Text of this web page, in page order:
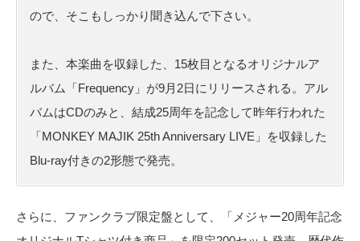
ので、そこもしっかり聞き込んで下さい。
また、本楽曲を収録した、15枚目となるオリジナルア
ルバム「Frequency」が9月2日にリリースされる。アル
バムはCDのみと、結成25周年を記念して昨年行われた
「MONKEY MAJIK 25th Anniversary LIVE」を収録した
Blu-ray付きの2形態で発売。
さらに、ファンクラブ限定盤として、「メジャー20周年記念